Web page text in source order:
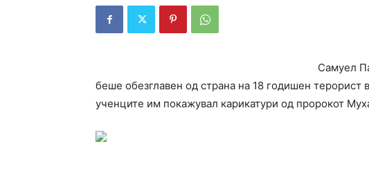
Самуел
беше обезглавен од страна на 18 годишен терорист
ученците им покажувал карикатури од пророкот